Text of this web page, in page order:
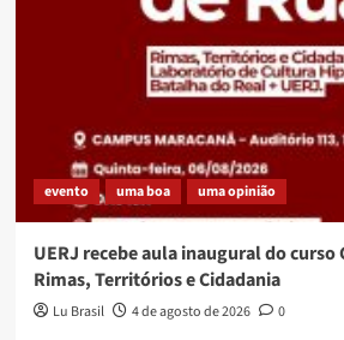
evento uma boa uma opinião
UERJ recebe aula inaugural do curso
Rimas, Territórios e Cidadania
Lu Brasil 4 de agosto de 2026 0